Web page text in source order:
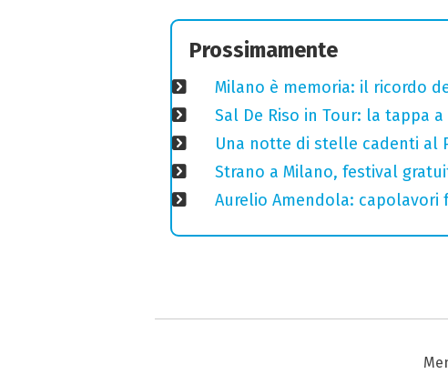
Prossimamente
Milano è memoria: il ricordo
Sal De Riso in Tour: la tappa
Una notte di stelle cadenti al
Strano a Milano, festival
Aurelio Amendola: